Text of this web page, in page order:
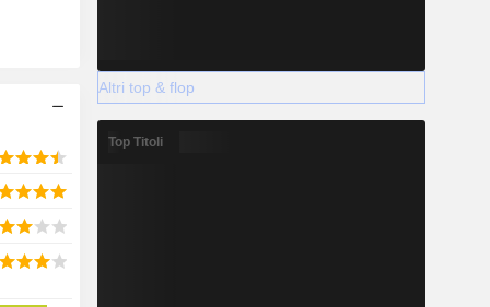
Altri top & flop
Top Titoli